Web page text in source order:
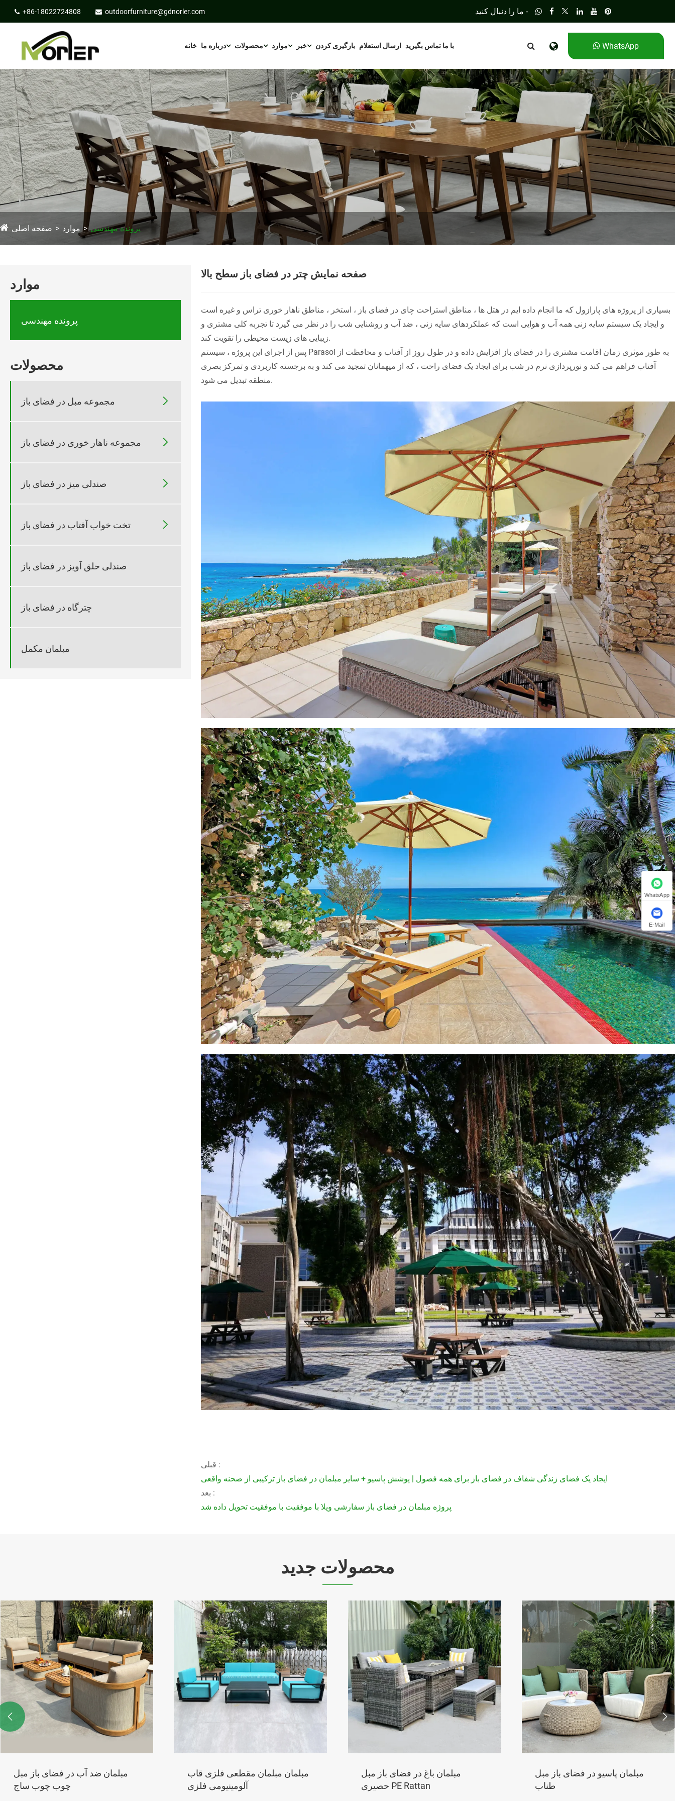
+86-18022724808 outdoorfurniture@gdnorler.com ما را دنبال کنید -
خانه درباره ما محصولات موارد خبر بارگیری کردن ارسال استعلام با ما تماس بگیرید WhatsApp
صفحه اصلی موارد پرونده مهندسی
موارد
پرونده مهندسی
محصولات
مجموعه مبل در فضای باز 
مجموعه ناهار خوری در فضای باز 
صندلی میز در فضای باز 
تخت خواب آفتاب در فضای باز 
صندلی حلق آویز در فضای باز
چترگاه در فضای باز
مبلمان مکمل
صفحه نمایش چتر در فضای باز سطح بالا
بسیاری از پروژه های پارازول که ما انجام داده ایم در هتل ها ، مناطق استراحت چای در فضای باز ، استخر ، مناطق ناهار خوری تراس و غیره است
و ایجاد یک سیستم سایه زنی همه آب و هوایی است که عملکردهای سایه زنی ، ضد آب و روشنایی شب را در نظر می گیرد تا تجربه کلی مشتری و
زیبایی های زیست محیطی را تقویت کند.
پس از اجرای این پروژه ، سیستم Parasol به طور موثری زمان اقامت مشتری را در فضای باز افزایش داده و در طول روز از آفتاب و محافظت از
آفتاب فراهم می کند و نورپردازی نرم در شب برای ایجاد یک فضای راحت ، که از میهمانان تمجید می کند و به برجسته کاربردی و تمرکز بصری
منطقه تبدیل می شود.
قبلی :
ایجاد یک فضای زندگی شفاف در فضای باز برای همه فصول | پوشش پاسیو + سایر مبلمان در فضای باز ترکیبی از صحنه واقعی
بعد :
پروژه مبلمان در فضای باز سفارشی ویلا با موفقیت با موفقیت تحویل داده شد
محصولات جدید
مبلمان ضد آب در فضای باز مبل
چوب چوب ساج
مبلمان مبلمان مقطعی فلزی قاب
آلومینیومی فلزی
مبلمان باغ در فضای باز مبل
حصیری PE Rattan
مبلمان پاسیو در فضای باز مبل
طناب
 
WhatsApp
E-Mail